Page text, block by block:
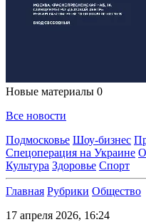
Новые материалы 0
Все новости
Подмосковье Шоу-бизнес
Спецоперация на Украине
Культура Здоровье Спорт
Главная Рубрики Общество
17 апреля 2026, 16:24